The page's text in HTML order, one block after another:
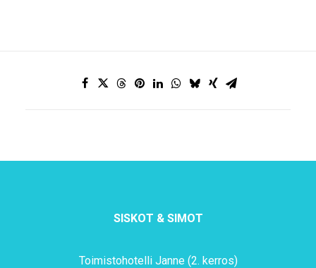
SISKOT & SIMOT
Toimistohotelli Janne (2. kerros)